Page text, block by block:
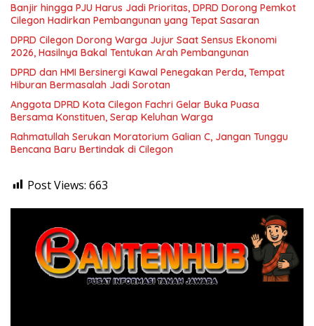
Banjir hingga PJU Harus Jadi Prioritas, DPRD Dorong Pemkot
Cilegon Hadirkan Pembangunan yang Tepat Sasaran
DPRD Cilegon Dorong Warga Jujur Saat Sensus Ekonomi
2026, Hasilnya Bakal Tentukan Arah Pembangunan
DPRD dan HMI Bersinergi Kawal Penegakan Perda, Tempat
Hiburan Bermasalah Jadi Sorotan
Anggota DPRD Kota Cilegon Fachri Gelar Buka Puasa
Bersama Konstituen, Serap Keluhan Warga
Rahmatullah Serukan Moratorium Galian C, Jangan Tunggu
Bencana Baru Bertindak di Cilegon
Post Views: 663